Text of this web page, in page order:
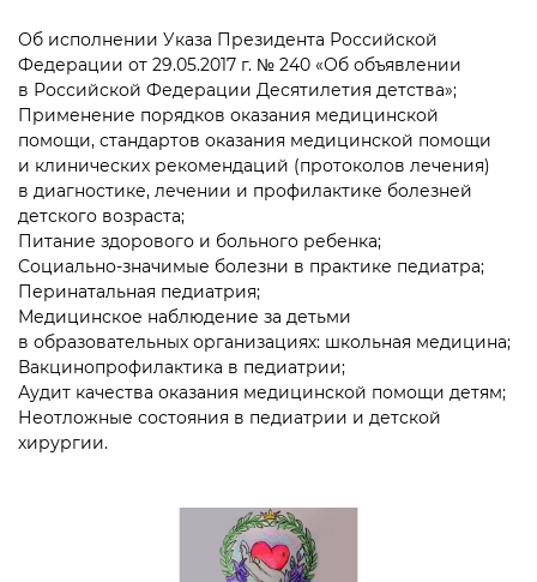
Об исполнении Указа Президента Российской
Федерации от 29.05.2017 г. № 240 «Об объявлении
в Российской Федерации Десятилетия детства»;
Применение порядков оказания медицинской
помощи, стандартов оказания медицинской помощи
и клинических рекомендаций (протоколов лечения)
в диагностике, лечении и профилактике болезней
детского возраста;
Питание здорового и больного ребенка;
Социально-значимые болезни в практике педиатра;
Перинатальная педиатрия;
Медицинское наблюдение за детьми
в образовательных организациях: школьная медицина;
Вакцинопрофилактика в педиатрии;
Аудит качества оказания медицинской помощи детям;
Неотложные состояния в педиатрии и детской
хирургии.